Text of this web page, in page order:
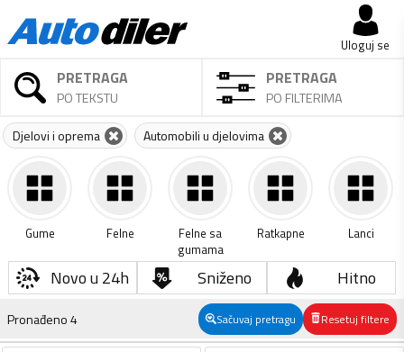
Uloguj se
PRETRAGA
PO TEKSTU
PRETRAGA
PO FILTERIMA
Djelovi i oprema Automobili u djelovima
Gume Felne
Felne sa
gumama
Ratkapne Lanci
Novo u 24h Sniženo Hitno
Pronađeno4 Sačuvaj pretragu Resetuj filtere